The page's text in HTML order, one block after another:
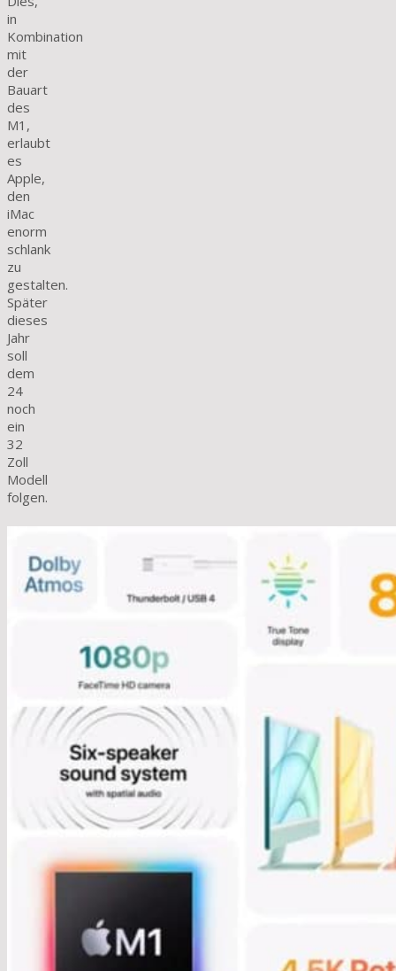
in
Kombination
mit
der
Bauart
des
M1,
erlaubt
es
Apple,
den
iMac
enorm
schlank
zu
gestalten.
Später
dieses
Jahr
soll
dem
24
noch
ein
32
Zoll
Modell
folgen.